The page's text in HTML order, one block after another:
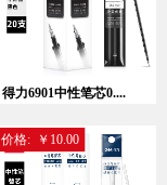
得力6901中性笔芯0....
价格: ￥10.00